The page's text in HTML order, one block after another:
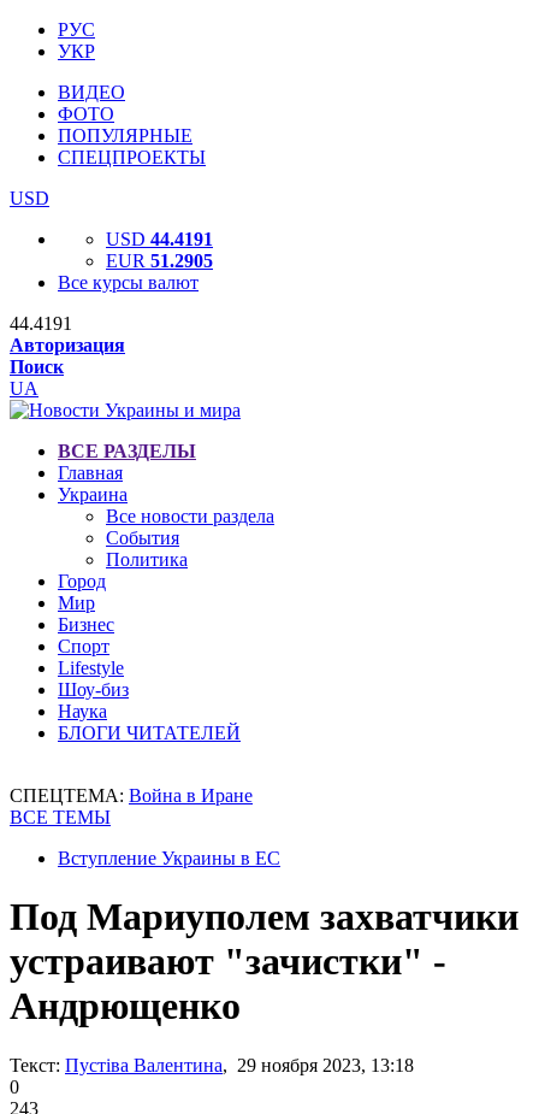
РУС
УКР
ВИДЕО
ФОТО
ПОПУЛЯРНЫЕ
СПЕЦПРОЕКТЫ
USD
USD 44.4191
EUR 51.2905
Все курсы валют
44.4191
Авторизация
Поиск
UA
ВСЕ РАЗДЕЛЫ
Главная
Украина
Все новости раздела
События
Политика
Город
Мир
Бизнес
Спорт
Lifestyle
Шоу-биз
Наука
БЛОГИ ЧИТАТЕЛЕЙ
СПЕЦТЕМА: Война в Иране
ВСЕ ТЕМЫ
Вступление Украины в ЕС
Под Мариуполем захватчики
устраивают "зачистки" -
Андрющенко
Текст: Пустіва Валентина, 29 ноября 2023, 13:18
0
243